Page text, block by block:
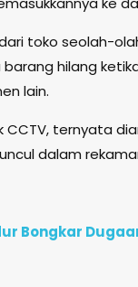
toko seolah-
hilang
lain.
CCTV, ternyata
dalam
Bongkar